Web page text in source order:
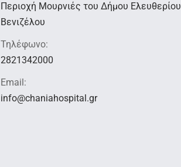
Περιοχή Μουρνιές του Δήμου Ελευθερίου
Βενιζέλου
Τηλέφωνο:
2821342000
Email:
info@chaniahospital.gr